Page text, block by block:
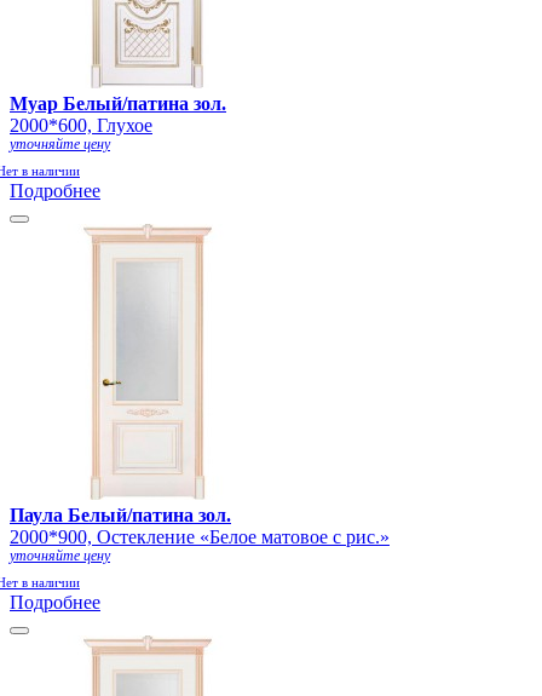
Муар Белый/патина зол.
2000*600, Глухое
уточняйте цену
в наличии
Подробнее
Паула Белый/патина зол.
2000*900, Остекление «Белое матовое с рис.»
уточняйте цену
в наличии
Подробнее